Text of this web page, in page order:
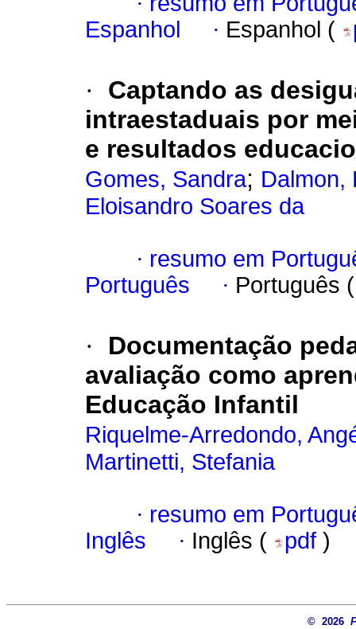
Espanhol
· Espanhol (
·
Captando as
intraestaduais por
e resultados
Gomes, Sandra; Dalmon,
Eloisandro Soares da
· resumo em
Português
· Português
·
Documentação
avaliação como
Educação Infantil
Riquelme-Arredondo,
Martinetti, Stefania
· resumo em
Inglês
· Inglês ( pdf )
© 2026